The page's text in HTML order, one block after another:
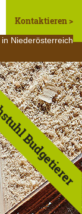
Kontaktieren
Niederösterreich
Budgetierer